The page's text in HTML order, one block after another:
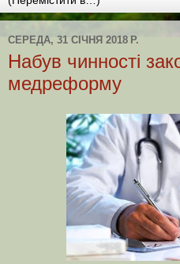
СЕРЕДА, 31 СІЧНЯ 2018 Р.
Набув чинності
медреформу